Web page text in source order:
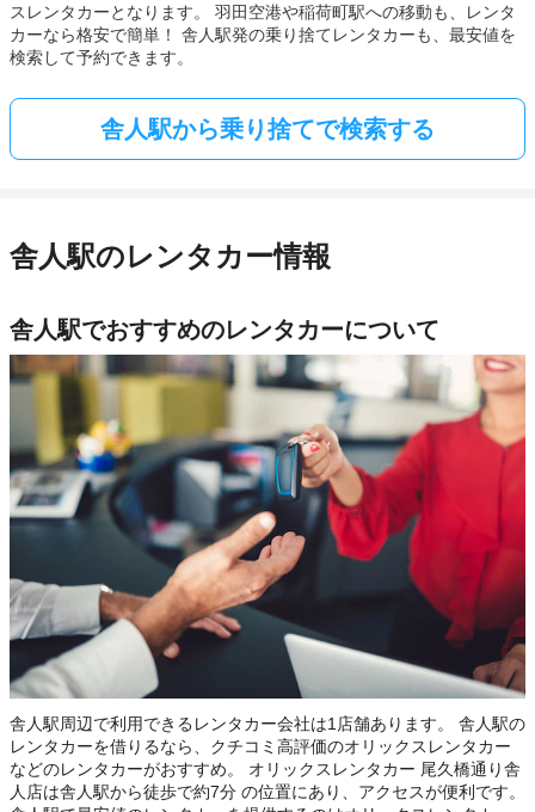
スレンタカーとなります。 羽田空港や稲荷町駅への移動も、レンタ
カーなら格安で簡単！ 舎人駅発の乗り捨てレンタカーも、最安値を
検索して予約できます。
舎人駅から乗り捨てで検索する
舎人駅のレンタカー情報
舎人駅でおすすめのレンタカーについて
舎人駅周辺で利用できるレンタカー会社は1店舗あります。 舎人駅の
レンタカーを借りるなら、クチコミ高評価のオリックスレンタカー
などのレンタカーがおすすめ。 オリックスレンタカー 尾久橋通り舎
人店は舎人駅から徒歩で約7分 の位置にあり、アクセスが便利です。